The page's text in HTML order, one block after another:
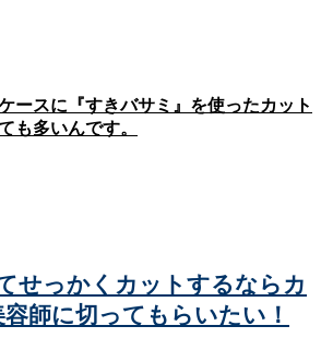
ースに『すきバサミ』を使ったカット
も多いんです。
せっかくカットするならカ
師に切ってもらいたい！